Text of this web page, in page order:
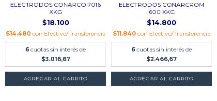
ELECTRODOS CONARCO 7016
XKG
$18.100
$14.480 con Efectivo/Transferencia
6 cuotas sin interés de
$3.016,67
AGREGAR AL CARRITO
ELECTRODOS CONARCROM
600 XKG
$14.800
$11.840 con Efectivo/Transferencia
6 cuotas sin interés de
$2.466,67
AGREGAR AL CARRITO